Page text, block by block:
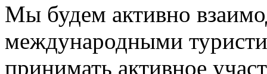
Мы будем активно
международными
принимать активное